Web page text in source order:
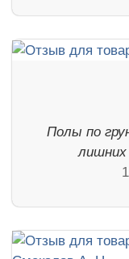
Полы по
лишних